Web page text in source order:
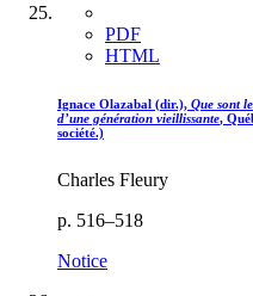
PDF
HTML
Ignace Olazabal (dir.), Que sont
d’une génération vieillissante,
société.)
Charles Fleury
p. 516–518
Notice